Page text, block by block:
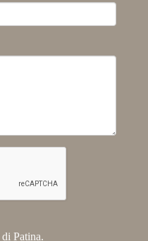
di Patina.